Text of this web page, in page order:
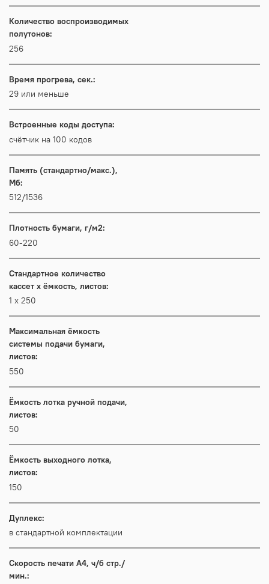
Количество воспроизводимых
полутонов:
256
Время прогрева, сек.:
29 или меньше
Встроенные коды доступа:
счётчик на 100 кодов
Память (стандартно/макс.),
Мб:
512/1536
Плотность бумаги, г/м2:
60-220
Стандартное количество
кассет x ёмкость, листов:
1 x 250
Максимальная ёмкость
системы подачи бумаги,
листов:
550
Ёмкость лотка ручной подачи,
листов:
50
Ёмкость выходного лотка,
листов:
150
Дуплекс:
в стандартной комплектации
Скорость печати А4, ч/б стр./
мин.: